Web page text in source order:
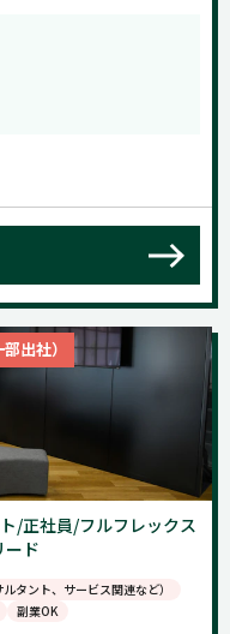
出社）
/正社員/フルフレックス
ード
タント、サービス関連など）
副業OK